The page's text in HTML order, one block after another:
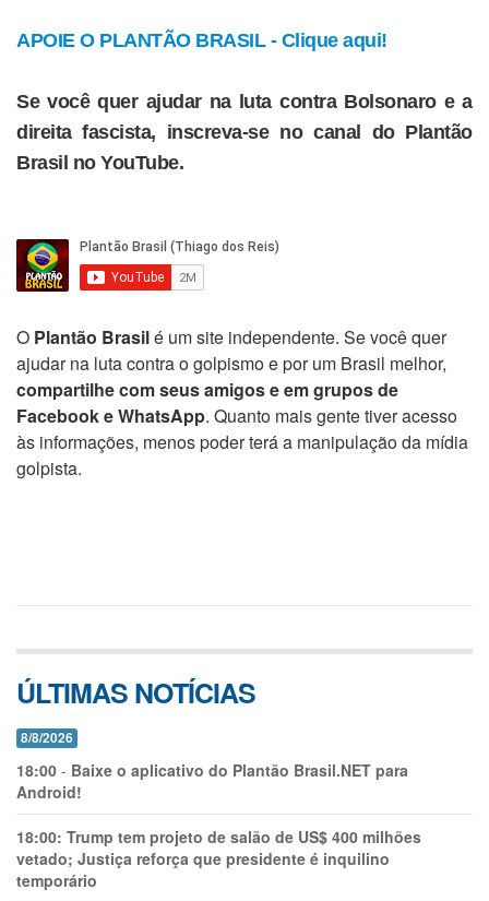
APOIE O PLANTÃO BRASIL - Clique aqui!
Se você quer ajudar na luta contra Bolsonaro e a
direita fascista, inscreva-se no canal do Plantão
Brasil no YouTube.
O Plantão Brasilé um site independente. Se você quer
ajudar na luta contra o golpismo e por um Brasil melhor,
compartilhe com seus amigos e em grupos de
Facebook e WhatsApp. Quanto mais gente tiver acesso
às informações, menos poder terá a manipulação da mídia
golpista.
ÚLTIMAS NOTÍCIAS
8/8/2026
18:00 - Baixe o aplicativo do Plantão Brasil.NET para
Android!
18:00: Trump tem projeto de salão de US$ 400 milhões
vetado; Justiça reforça que presidente é inquilino
temporário